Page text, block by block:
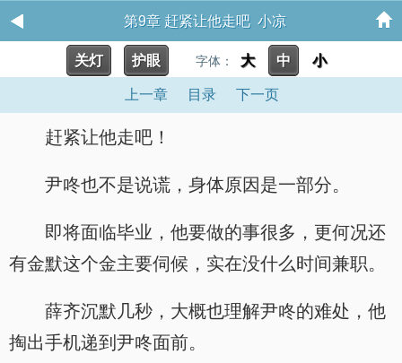
第9章 赶紧让他走吧 小凉
关灯 护眼 字体： 大 中 小
上一章 目录 下一页
赶紧让他走吧！
尹咚也不是说谎，身体原因是一部分。
即将面临毕业，他要做的事很多，更何况还
有金默这个金主要伺候，实在没什么时间兼职。
薛齐沉默几秒，大概也理解尹咚的难处，他
掏出手机递到尹咚面前。